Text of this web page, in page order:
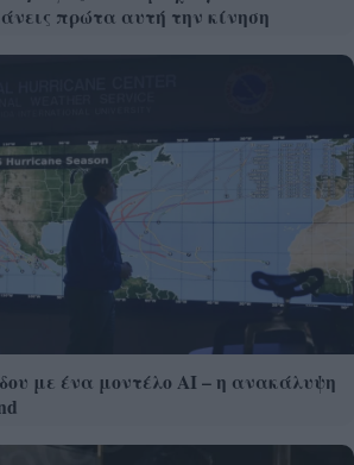
πρώτα αυτή την κίνηση
με ένα μοντέλο ΑΙ – η ανακάλυψη